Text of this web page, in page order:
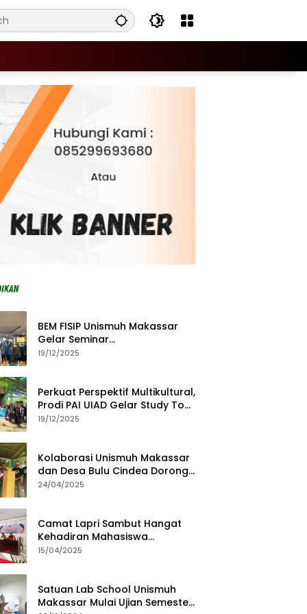
BEM FISIP Unismuh Makassar
Gelar Seminar
Keperempuanan, Bahas
19/12/2025
Perkuat Perspektif Multikultural,
Prodi PAI UIAD Gelar Study Tour
ke Kajang
19/12/2025
Kolaborasi Unismuh Makassar
dan Desa Bulu Cindea Dorong
Sentra Garam Industri
24/04/2025
Camat Lapri Sambut Hangat
Kehadiran Mahasiswa
PoltekMu
15/04/2025
Satuan Lab School Unismuh
Makassar Mulai Ujian Semester,